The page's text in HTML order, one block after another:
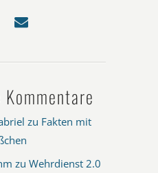
Kommentare
zu Fakten mit
zu Wehrdienst 2.0